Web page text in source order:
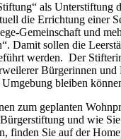
als Unterstiftung
die Errichtung einer
Gemeinschaft und
Damit sollen die
werden. Der
Bürgerinnen
bleiben
zum geplanten
und wie
finden Sie auf der